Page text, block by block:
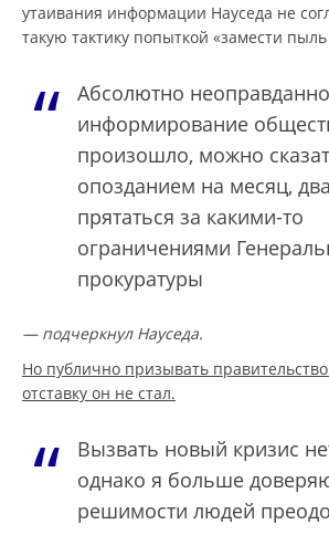
утаивания информации Науседа не
такую тактику попыткой «замести
Абсолютно
информирование
произошло, можно
опозданием на месяц,
прятаться за какими-то
ограничениями
прокуратуры
— подчеркнул Науседа.
Но публично призывать
отставку он не стал.
Вызвать новый кризис
однако я больше
решимости людей